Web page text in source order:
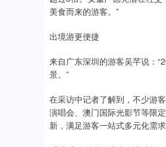
美食而来的游客。”
出境游更便捷
来自广东深圳的游客吴芊说：
景。”
在采访中记者了解到，不少游
演唱会、澳门国际光影节等限
新，满足游客一站式多元化需求